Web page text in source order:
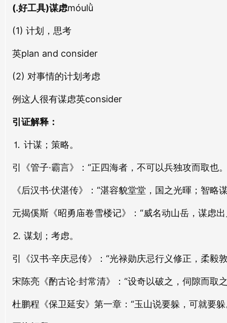
móu kè
神虑
shén lǜ
长虑
搉虑
wáng lǜ
wú lǜ yíng lǜ
生虑
shēng lǜ
魄虑
顾虑 积虑
淡虑
dàn lǜ
预虑
yù lǜ
(.好工具)谋虑móulǜ
(1) 计划，思考
英plan and consider
(2) 对事情的计划考虑
例这人很有谋虑英consider
引证解释：
⒈ 计谋；策略。
引《管子·霸言》：“正四海者，不可以兵独攻而取
《后汉书·伏湛传》：“湛容貌堂堂，国之光暉；智略
元揭傒斯《昭勇庙卷雪楼记》：“威名动山岳，谋虑出
⒉ 谋划；考虑。
引《汉书·辛庆忌传》：“光禄勋庆忌行义修正，柔毅
宋陈亮《酌古论·封常清》：“设奇以破之，伺隙而
杜鹏程《保卫延安》第一章：“玉山说要躲，可就要